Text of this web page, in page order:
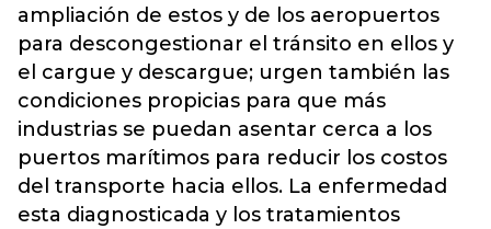
ampliación de estos y de los aeropuertos
para descongestionar el tránsito en ellos y
el cargue y descargue; urgen también las
condiciones propicias para que más
industrias se puedan asentar cerca a los
puertos marítimos para reducir los costos
del transporte hacia ellos. La enfermedad
esta diagnosticada y los tratamientos